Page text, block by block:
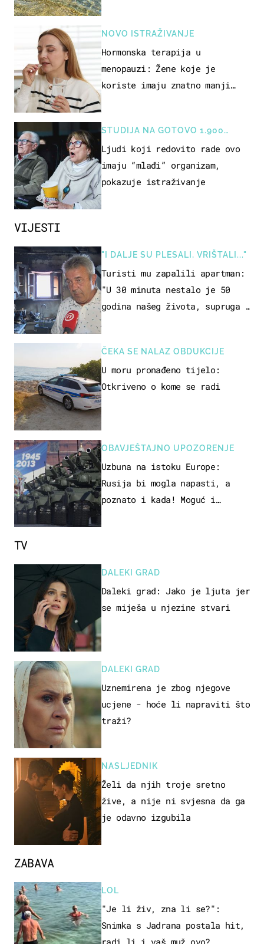
VIJESTI
"I DALJE SU PLESALI, VRIŠTALI..."
Turisti mu zapalili apartman:
"U 30 minuta nestalo je 50
godina našeg života, supruga i
ČEKA SE NALAZ OBDUKCIJE
U moru pronađeno tijelo:
Otkriveno o kome se radi
OBAVJEŠTAJNO UPOZORENJE
Uzbuna na istoku Europe:
Rusija bi mogla napasti, a
poznato i kada! Moguć i
NOVO ISTRAŽIVANJE
Hormonska terapija u
menopauzi: Žene koje je
koriste imaju znatno manji
STUDIJA NA GOTOVO 1.900
OSOBA
Ljudi koji redovito rade ovo
imaju “mlađi” organizam,
pokazuje istraživanje
ZABAVA
LOL
"Je li živ, zna li se?":
Snimka s Jadrana postala hit,
radi li i vaš muž ovo?
TV
DALEKI GRAD
Daleki grad: Jako je ljuta jer
se miješa u njezine stvari
DALEKI GRAD
Uznemirena je zbog njegove
ucjene - hoće li napraviti što
traži?
NASLJEDNIK
Želi da njih troje sretno
žive, a nije ni svjesna da ga
je odavno izgubila